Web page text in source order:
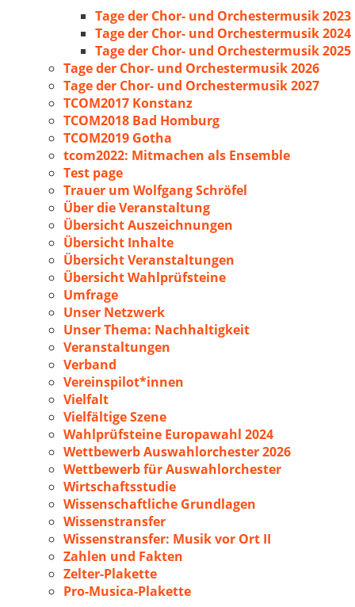
Tage der Chor- und Orchestermusik 2023
Tage der Chor- und Orchestermusik 2024
Tage der Chor- und Orchestermusik 2025
Tage der Chor- und Orchestermusik 2026
Tage der Chor- und Orchestermusik 2027
TCOM2017 Konstanz
TCOM2018 Bad Homburg
TCOM2019 Gotha
tcom2022: Mitmachen als Ensemble
Test page
Trauer um Wolfgang Schröfel
Über die Veranstaltung
Übersicht Auszeichnungen
Übersicht Inhalte
Übersicht Veranstaltungen
Übersicht Wahlprüfsteine
Umfrage
Unser Netzwerk
Unser Thema: Nachhaltigkeit
Veranstaltungen
Verband
Vereinspilot*innen
Vielfalt
Vielfältige Szene
Wahlprüfsteine Europawahl 2024
Wettbewerb Auswahlorchester 2026
Wettbewerb für Auswahlorchester
Wirtschaftsstudie
Wissenschaftliche Grundlagen
Wissenstransfer
Wissenstransfer: Musik vor Ort II
Zahlen und Fakten
Zelter-Plakette
Pro-Musica-Plakette